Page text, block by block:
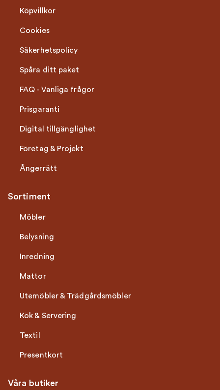
Köpvillkor
Cookies
Säkerhetspolicy
Spåra ditt paket
FAQ - Vanliga frågor
Prisgaranti
Digital tillgänglighet
Företag & Projekt
Ångerrätt
Sortiment
Möbler
Belysning
Inredning
Mattor
Utemöbler & Trädgårdsmöbler
Kök & Servering
Textil
Presentkort
Våra butiker